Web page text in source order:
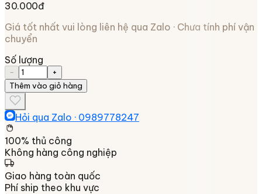
30.000đ
Giá tốt nhất vui lòng liên hệ qua Zalo · Chưa tính phí vận
chuyển
Số lượng
−
+
Thêm vào giỏ hàng
Hỏi qua Zalo · 0989778247
100% thủ công
Không hàng công nghiệp
Giao hàng toàn quốc
Phí ship theo khu vực